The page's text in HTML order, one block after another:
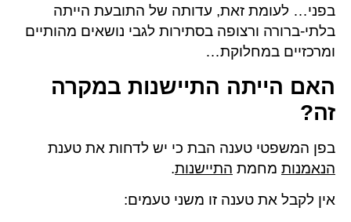
בפני… לעומת זאת, עדותה של התובעת הייתה
בלתי-ברורה ורצופה בסתירות לגבי נושאים מהותיים
ומרכזיים במחלוקת…
האם הייתה התיישנות במקרה
זה?
בפן המשפטי טענה הבת כי יש לדחות את טענת
הנאמנות מחמת התיישנות.
אין לקבל את טענה זו משני טעמים: